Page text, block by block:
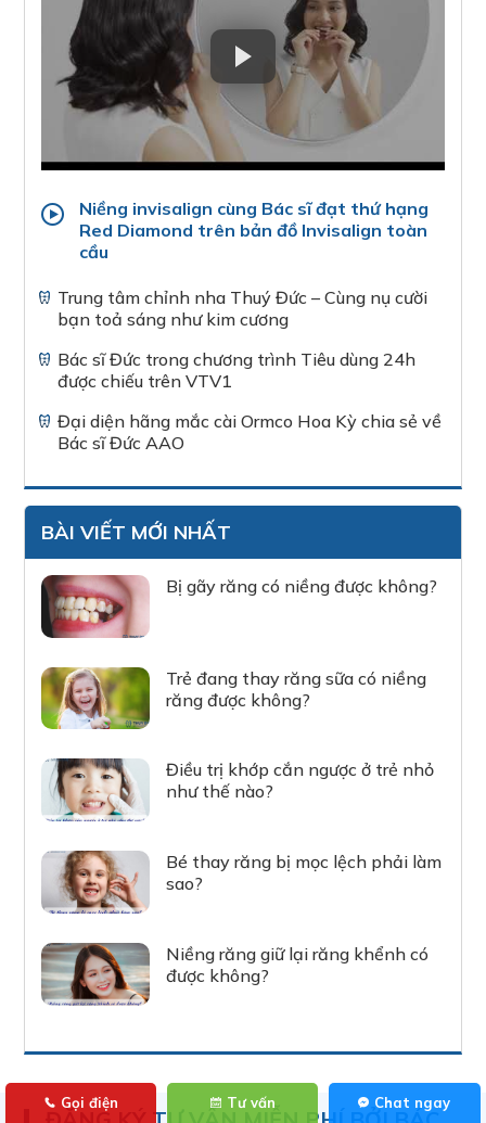
Niềng invisalign cùng Bác sĩ đạt thứ hạng
Red Diamond trên bản đồ Invisalign toàn
cầu
Trung tâm chỉnh nha Thuý Đức – Cùng nụ cười
bạn toả sáng như kim cương
Bác sĩ Đức trong chương trình Tiêu dùng 24h
được chiếu trên VTV1
Đại diện hãng mắc cài Ormco Hoa Kỳ chia sẻ về
Bác sĩ Đức AAO
BÀI VIẾT MỚI NHẤT
Bị gãy răng có niềng được không?
Trẻ đang thay răng sữa có niềng
răng được không?
Điều trị khớp cắn ngược ở trẻ nhỏ
như thế nào?
Bé thay răng bị mọc lệch phải làm
sao?
Niềng răng giữ lại răng khểnh có
được không?
Gọi điện Tư vấn Chat ngay